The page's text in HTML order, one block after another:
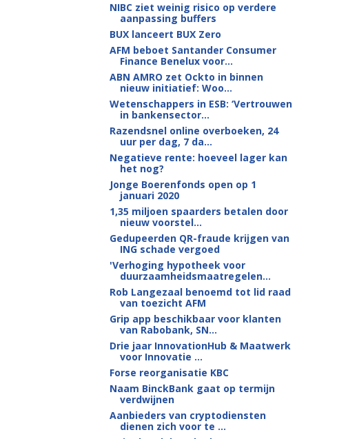
NIBC ziet weinig risico op verdere
aanpassing buffers
BUX lanceert BUX Zero
AFM beboet Santander Consumer
Finance Benelux voor...
ABN AMRO zet Ockto in binnen
nieuw initiatief: Woo...
Wetenschappers in ESB: ‘Vertrouwen
in bankensector...
Razendsnel online overboeken, 24
uur per dag, 7 da...
Negatieve rente: hoeveel lager kan
het nog?
Jonge Boerenfonds open op 1
januari 2020
1,35 miljoen spaarders betalen door
nieuw voorstel...
Gedupeerden QR-fraude krijgen van
ING schade vergoed
'Verhoging hypotheek voor
duurzaamheidsmaatregelen...
Rob Langezaal benoemd tot lid raad
van toezicht AFM
Grip app beschikbaar voor klanten
van Rabobank, SN...
Drie jaar InnovationHub & Maatwerk
voor Innovatie ...
Forse reorganisatie KBC
Naam BinckBank gaat op termijn
verdwijnen
Aanbieders van cryptodiensten
dienen zich voor te ...